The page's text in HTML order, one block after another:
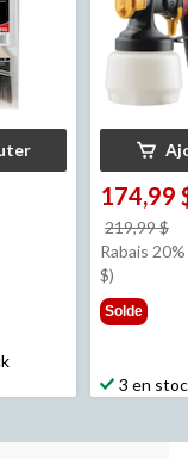
174,99
219,99 $
Rabais
$)
Solde
3 en